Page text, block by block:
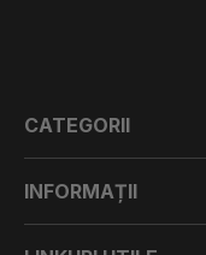
CATEGORII
INFORMAȚII